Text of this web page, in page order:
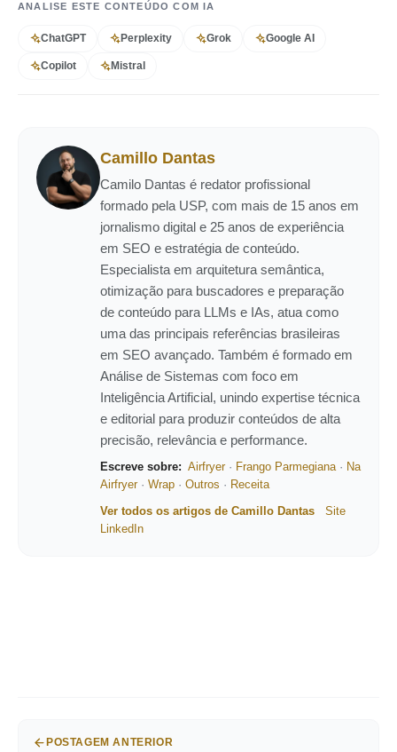
ANALISE ESTE CONTEÚDO COM IA
ChatGPT Perplexity Grok Google AI
Copilot Mistral
Camillo Dantas
Camilo Dantas é redator profissional
formado pela USP, com mais de 15 anos em
jornalismo digital e 25 anos de experiência
em SEO e estratégia de conteúdo.
Especialista em arquitetura semântica,
otimização para buscadores e preparação
de conteúdo para LLMs e IAs, atua como
uma das principais referências brasileiras
em SEO avançado. Também é formado em
Análise de Sistemas com foco em
Inteligência Artificial, unindo expertise técnica
e editorial para produzir conteúdos de alta
precisão, relevância e performance.
Escreve sobre: Airfryer· Frango Parmegiana· Na
Airfryer· Wrap · Outros · Receita
Ver todos os artigos de Camillo Dantas
Site
LinkedIn
POSTAGEM ANTERIOR